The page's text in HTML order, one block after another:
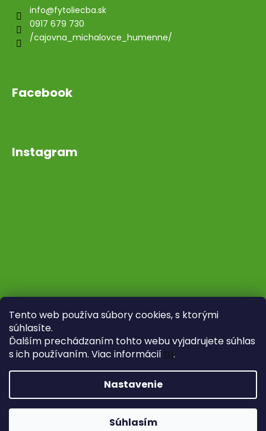
Tento web používa súbory cookies, s ktorými
súhlasíte.
Ďalším prechádzaním tohto webu vyjadrujete súhlas
s ich používaním. Viac informácií tu.
Nastavenie
Súhlasím
info@fytoliecba.sk
0917 679 730
/cajovna_michalovce_humenne/
Facebook
Instagram
Copyright 2026Fytoliečba. Všetky práva vyhradené.
Upraviť nastavenie cookies